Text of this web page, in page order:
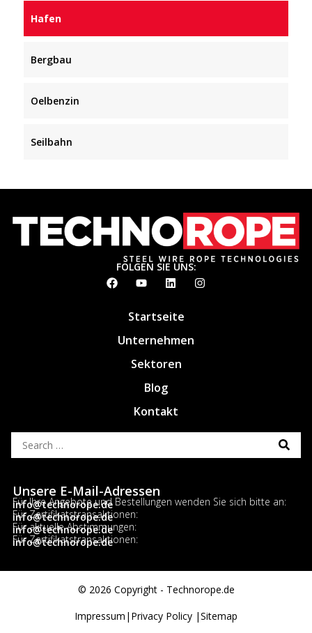
Hafen
Bergbau
Oelbenzin
Seilbahn
FOLGEN SIE UNS:
Startseite
Unternehmen
Sektoren
Blog
Kontakt
Unsere E-Mail-Adressen
Für Ihre Angebote und Bestellungen wenden Sie sich bitte an:
info@technorope.de
Für Zertifikatstransaktionen:
info@technorope.de
Für aktuelle Abstimmungen:
info@technorope.de
Für Zertifikatstransaktionen:
info@technorope.de
© 2026 Copyright - Technorope.de
Impressum| Privacy Policy |Sitemap